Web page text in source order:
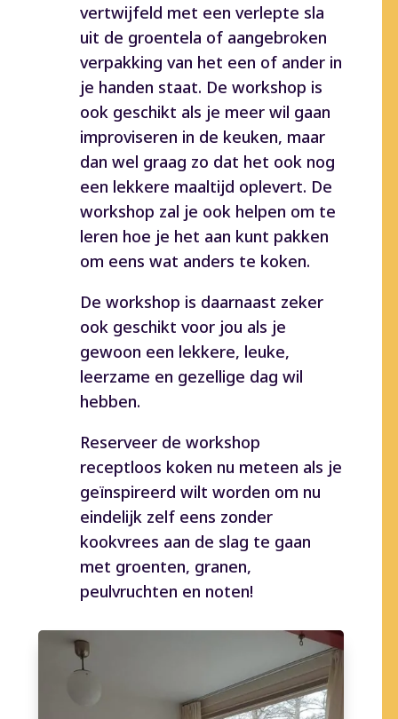
vertwijfeld met een verlepte sla
uit de groentela of aangebroken
verpakking van het een of ander in
je handen staat. De workshop is
ook geschikt als je meer wil gaan
improviseren in de keuken, maar
dan wel graag zo dat het ook nog
een lekkere maaltijd oplevert. De
workshop zal je ook helpen om te
leren hoe je het aan kunt pakken
om eens wat anders te koken.
De workshop is daarnaast zeker
ook geschikt voor jou als je
gewoon een lekkere, leuke,
leerzame en gezellige dag wil
hebben.
Reserveer de workshop
receptloos koken nu meteen als je
geïnspireerd wilt worden om nu
eindelijk zelf eens zonder
kookvrees aan de slag te gaan
met groenten, granen,
peulvruchten en noten!